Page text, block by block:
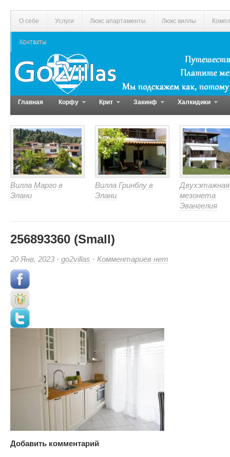
О себе Услуги Люкс апартаменты Люкс виллы
Контакты
Главная Корфу Крит Закинф Халкидики
Вилла Марго в
Элани
Вилла Гринблу в
Элани
Двухэтажная
мезонета
Эвангелия
256893360 (Small)
20 Янв, 2023 · go2villas · Комментариевкнет
Добавить комментарий